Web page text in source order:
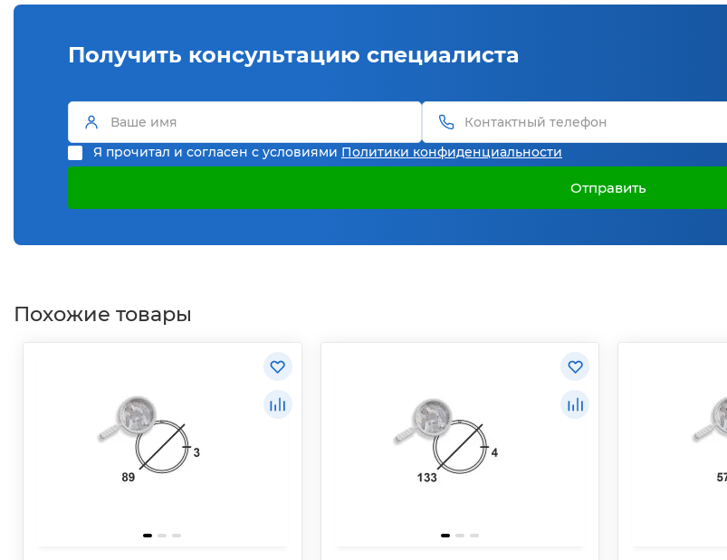
Получить консультацию специалиста
Я прочитал и согласен с условиями Политики конфиденциальности
Отправить
Похожие товары